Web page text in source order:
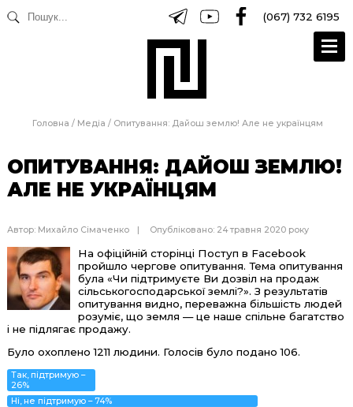
(067) 732 6195
Головна / Медіа / Опитування: Дайош землю! Але не українцям
ОПИТУВАННЯ: ДАЙОШ ЗЕМЛЮ!
АЛЕ НЕ УКРАЇНЦЯМ
Автор: Михайло Сімаченко Опубліковано: 24 травня 2020 року
На офіційній сторінці Поступ в Facebook
пройшло чергове опитування. Тема опитування
була «Чи підтримуєте Ви дозвіл на продаж
сільськогосподарської землі?». З результатів
опитування видно, переважна більшість людей
розуміє, що земля — це наше спільне багатство
і не підлягає продажу.
Було охоплено 1211 людини. Голосів було подано 106.
Так, підтримую –
26%
Ні, не підтримую – 74%